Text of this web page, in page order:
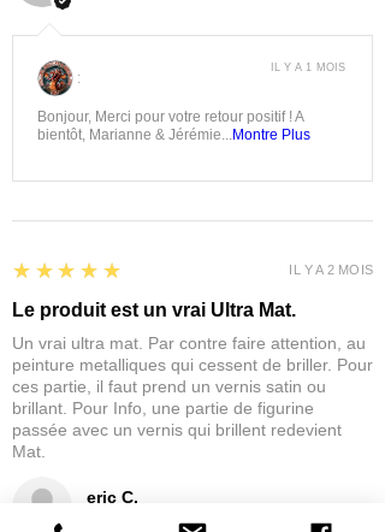
:
Bonjour, Merci pour votre retour positif ! A
bientôt, Marianne & Jérémie...Montre Plus
IL Y A 1 MOIS
eric C.
AUBIÈRE, FRANCE
5
★★★★★
Le produit est un vrai Ultra Mat.
Un vrai ultra mat. Par contre faire attention, au
peinture metalliques qui cessent de briller. Pour
ces partie, il faut prend un vernis satin ou
brillant. Pour Info, une partie de figurine
passée avec un vernis qui brillent redevient
Mat.
IL Y A 2 MOIS